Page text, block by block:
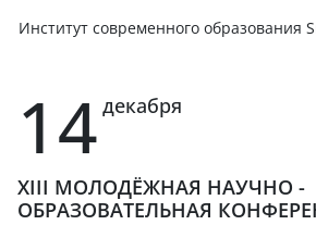
Институт современного образования
14 декабря
XIII МОЛОДЁЖНАЯ НАУЧНО -
ОБРАЗОВАТЕЛЬНАЯ